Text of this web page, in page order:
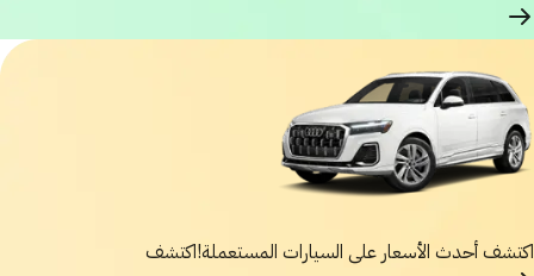
اكتشف أحدث الأسعار على السيارات المستعملة!اكتشف